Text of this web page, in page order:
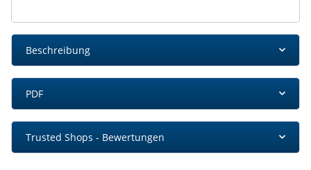
Beschreibung
PDF
Trusted Shops - Bewertungen